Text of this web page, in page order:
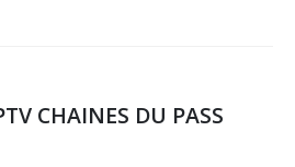
CHAINES DU PASS